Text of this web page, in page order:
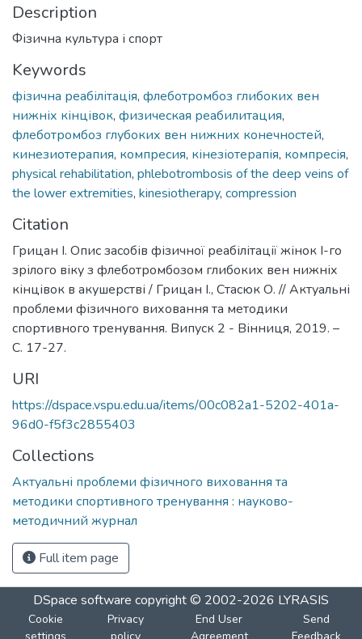
Description
Фізична культура і спорт
Keywords
фізична реабілітація, флеботромбоз глибоких вен
нижніх кінцівок, физическая реабилитация,
флеботромбоз глубоких вен нижних конечностей,
кинезиотерапия, компресия, кінезіотерапія, компресія,
physical rehabilitation, phlebotrombosis of the deep veins of
the lower extremities, kinesiotherapy, compression
Citation
Грицан І. Опис засобів фізичної реабілітації жінок І-го
зрілого віку з флеботромбозом глибоких вен нижніх
кінцівок в акушерстві / Грицан І., Стасюк О. // Актуальні
проблеми фізичного виховання та методики
спортивного тренування. Випуск 2 - Вінниця, 2019. –
С. 17-27.
URI
https://dspace.vspu.edu.ua/items/00c082a1-5202-401a-
96d0-f5f3c2855403
Collections
Актуальні проблеми фізичного виховання та
методики спортивного тренування : науково-
методичний журнал
Full item page
DSpace software copyright © 2002-2026 LYRASIS
Cookie
Privacy
End User
Send